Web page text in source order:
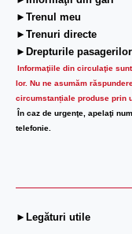
►Trenul meu
►Trenuri directe
►Drepturile
Informaţiile din circulaţie
lor. Nu ne asumăm
circumstanțiale produse prin
În caz de urgenţe, apelaţi
telefonie.
►Legături utile
t
i
v
e
: